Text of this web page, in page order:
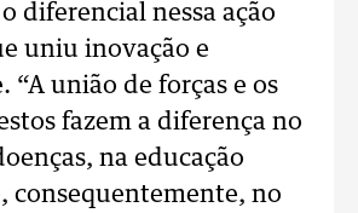
diferencial nessa ação
uniu inovação e
“A união de forças e os
fazem a diferença no
na educação
consequentemente, no